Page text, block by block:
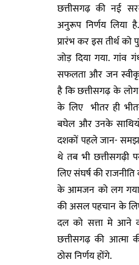
छत्तीसगढ़ की नई
अनुरूप निर्णय लिया
प्रारंभ कर इस तीर्थ को
जोड़ दिया गया.
सफलता और जन
है कि छत्तीसगढ़ के
के लिए भीतर ही
बघेल और उनके
दशकों पहले जान- समझ
थे तब भी छत्तीसगढ़ी
लिए संघर्ष की
के आमजन को लग गया
की असल पहचान के
दल को सत्ता मे आने
छत्तीसगढ़ की आत्मा
ठोस निर्णय होंगे.